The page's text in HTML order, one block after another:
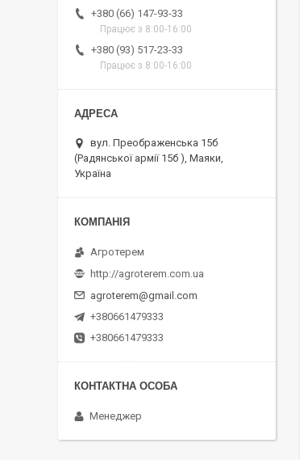
+380 (66) 147-93-33
Працює з 8:00-16:00
+380 (93) 517-23-33
Працює з 8:00-16:00
вул. Преображенська 15б
(Радянської армії 15б ), Маяки,
Україна
Агротерем
http://agroterem.com.ua
agroterem@gmail.com
+380661479333
+380661479333
Менеджер